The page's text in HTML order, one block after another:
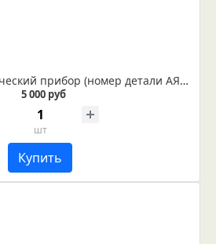
Рессора на геофизический прибор (номер детали АЯЖ 8.387.237-02П)
5 000 руб
шт
Купить